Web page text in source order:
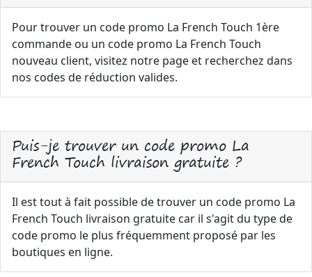
Pour trouver un code promo La French Touch 1ère
commande ou un code promo La French Touch
nouveau client, visitez notre page et recherchez dans
nos codes de réduction valides.
Puis-je trouver un code promo La
French Touch livraison gratuite ?
Il est tout à fait possible de trouver un code promo La
French Touch livraison gratuite car il s'agit du type de
code promo le plus fréquemment proposé par les
boutiques en ligne.